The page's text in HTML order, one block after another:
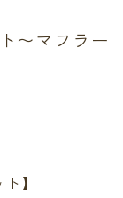
ステ縮毛矯正
〜マフラー
】